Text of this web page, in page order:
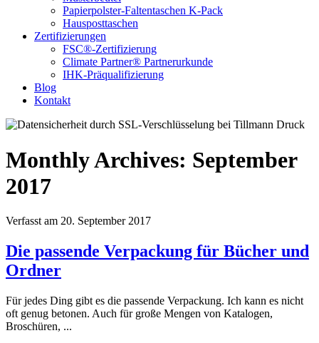
Papierpolster-Faltentaschen K-Pack
Hausposttaschen
Zertifizierungen
FSC®-Zertifizierung
Climate Partner® Partnerurkunde
IHK-Präqualifizierung
Blog
Kontakt
Monthly Archives: September
2017
Verfasst am 20. September 2017
Die passende Verpackung für Bücher und
Ordner
Für jedes Ding gibt es die passende Verpackung. Ich kann es nicht
oft genug betonen. Auch für große Mengen von Katalogen,
Broschüren, ...